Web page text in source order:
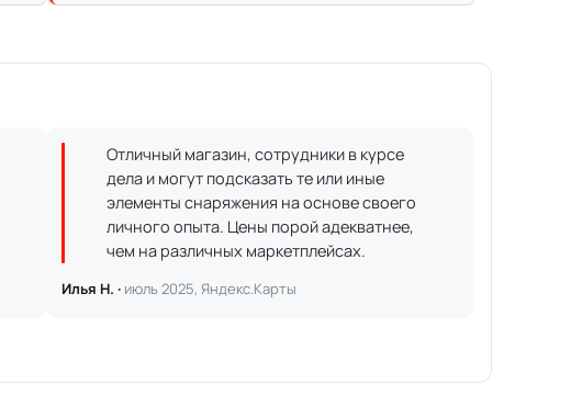
Отличный магазин, сотрудники в курсе
дела и могут подсказать те или иные
элементы снаряжения на основе своего
личного опыта. Цены порой адекватнее,
чем на различных маркетплейсах.
Илья Н. · июль 2025, Яндекс.Карты